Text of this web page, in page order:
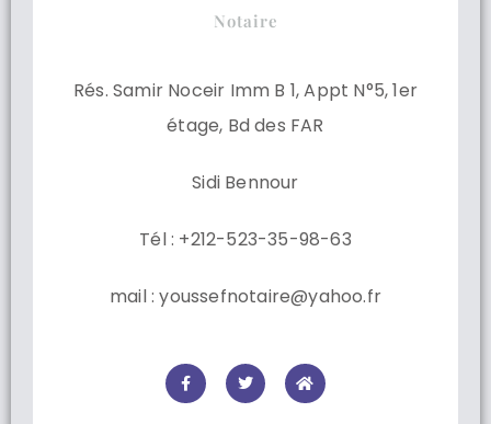
Notaire
Rés. Samir Noceir Imm B 1, Appt N°5, 1er
étage, Bd des FAR
Sidi Bennour
Tél : +212-523-35-98-63
mail : youssefnotaire@yahoo.fr